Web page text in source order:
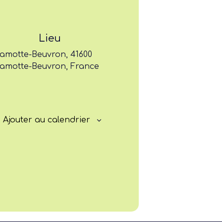
Progresser
Rayonner
Lieu
Beuvron, 41600
Beuvron, France
Ajouter au calendrier